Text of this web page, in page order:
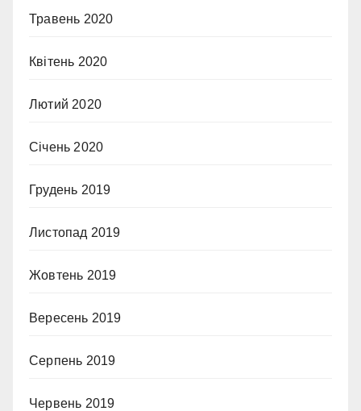
Травень 2020
Квітень 2020
Лютий 2020
Січень 2020
Грудень 2019
Листопад 2019
Жовтень 2019
Вересень 2019
Серпень 2019
Червень 2019